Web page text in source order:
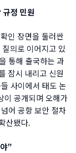
정 민원
인 장면을 둘러싼
의로 이어지고 있
통해 출국하는 과
잠시 내리고 신원
사이에서 태도 논
이 공개되며 오해가
어 공항 보안 절차
산됐다.
”